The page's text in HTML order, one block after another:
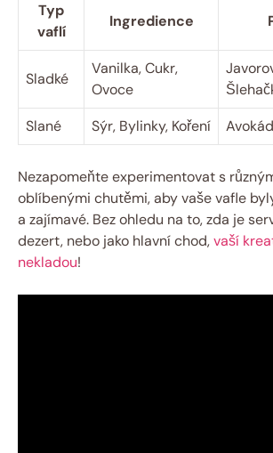
Typ
vaflí
Ingredience
Sladké
Vanilka, Cukr,
Ovoce
Slané
Sýr, Bylinky, Koření
Nezapomeňte experimentovat s
oblíbenými chutěmi, aby vaše vafle
a zajímavé. Bez ohledu na to, zda je
dezert, nebo jako hlavní chod,vaší
nekladou!